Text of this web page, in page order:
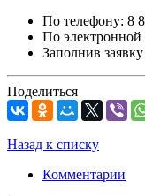
По телефону: 8
По электронной
Заполнив
Поделиться
Назад к списку
Комментарии